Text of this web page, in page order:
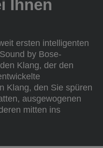
Ihnen
ersten intelligenten
by Bose-
Klang, der den
Klang, den Sie spüren
ausgewogenen
mitten ins